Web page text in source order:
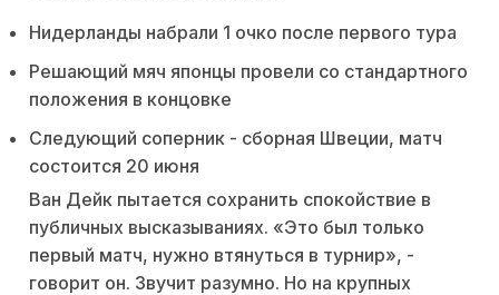
Нидерланды набрали 1 очко после первого тура
Решающий мяч японцы провели со стандартного
положения в концовке
Следующий соперник - сборная Швеции, матч
состоится 20 июня
Ван Дейк пытается сохранить спокойствие в
публичных высказываниях. «Это был только
первый матч, нужно втянуться в турнир», -
говорит он. Звучит разумно. Но на крупных